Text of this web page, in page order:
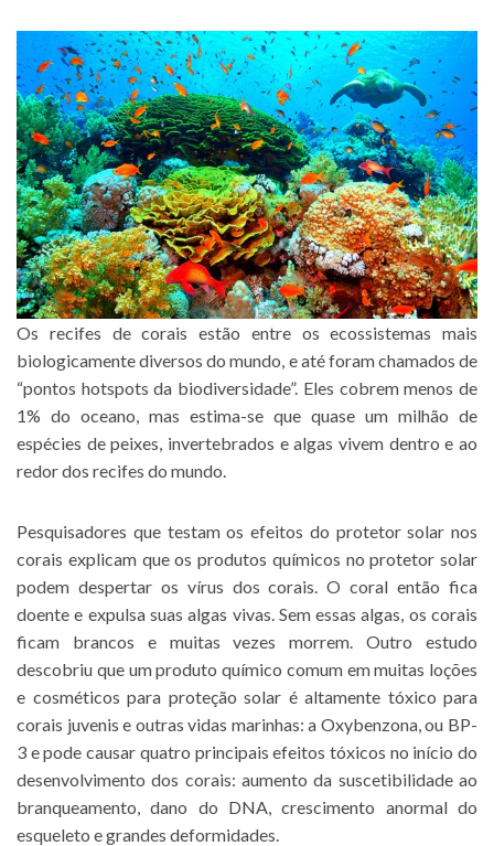
Os recifes de corais estão entre os ecossistemas mais
biologicamente diversos do mundo, e até foram chamados de
“pontos hotspots da biodiversidade”. Eles cobrem menos de
1% do oceano, mas estima-se que quase um milhão de
espécies de peixes, invertebrados e algas vivem dentro e ao
redor dos recifes do mundo.
Pesquisadores que testam os efeitos do protetor solar nos
corais explicam que os produtos químicos no protetor solar
podem despertar os vírus dos corais. O coral então fica
doente e expulsa suas algas vivas. Sem essas algas, os corais
ficam brancos e muitas vezes morrem. Outro estudo
descobriu que um produto químico comum em muitas loções
e cosméticos para proteção solar é altamente tóxico para
corais juvenis e outras vidas marinhas: a Oxybenzona, ou BP-
3 e pode causar quatro principais efeitos tóxicos no início do
desenvolvimento dos corais: aumento da suscetibilidade ao
branqueamento, dano do DNA, crescimento anormal do
esqueleto e grandes deformidades.